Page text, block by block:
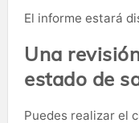
El informe estará
Una
estado de
Puedes realizar el